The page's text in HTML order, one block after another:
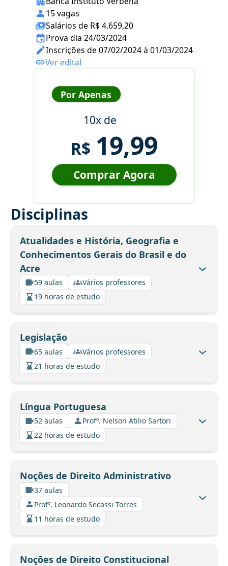
15 vagas
Salários de R$ 4.659,20
Prova dia 24/03/2024
Inscrições de 07/02/2024 à 01/03/2024
Ver edital
Por Apenas
10x de
R$ 19,99
Comprar Agora
Disciplinas
Atualidades e História, Geografia e
Conhecimentos Gerais do Brasil e do
Acre
59 aulas
Vários professores
19 horas de estudo
Legislação
65 aulas
Vários professores
21 horas de estudo
Língua Portuguesa
52 aulas
Profº. Nelson Atilio Sartori
22 horas de estudo
Noções de Direito Administrativo
37 aulas
Profº. Leonardo Secassi Torres
11 horas de estudo
Noções de Direito Constitucional